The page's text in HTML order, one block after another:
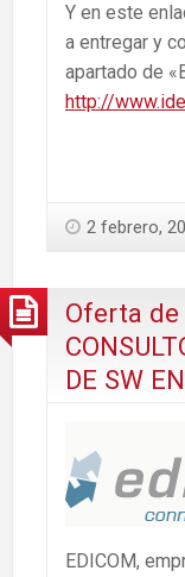
Y en este
a entregar y
apartado de
http://
2 febrero,
Oferta
DE SW
EDICOM,